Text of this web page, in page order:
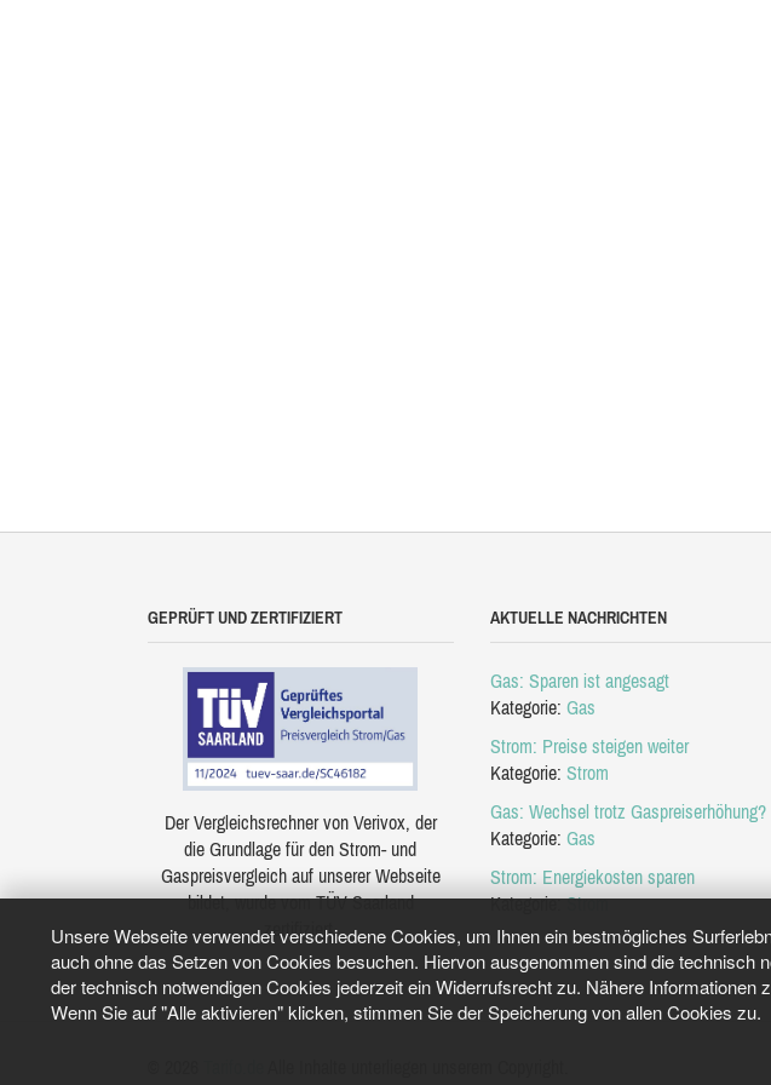
Unsere Webseite verwendet verschiedene Cookies, um Ihnen ein bestmögliches
auch ohne das Setzen von Cookies besuchen. Hiervon ausgenommen sind die technisch
der technisch notwendigen Cookies jederzeit ein Widerrufsrecht zu. Nähere Informationen
Wenn Sie auf "Alle aktivieren" klicken, stimmen Sie der Speicherung von allen Cookies zu.
GEPRÜFT UND ZERTIFIZIERT
Der Vergleichsrechner von Verivox, der
die Grundlage für den Strom- und
Gaspreisvergleich auf unserer Webseite
bildet, wurde vom TÜV Saarland
zertifiziert.
AKTUELLE NACHRICHTEN
Gas: Sparen ist angesagt
Kategorie: Gas
Strom: Preise steigen weiter
Kategorie: Strom
Gas: Wechsel trotz Gaspreiserhöhung?
Kategorie: Gas
Strom: Energiekosten sparen
Kategorie:Strom